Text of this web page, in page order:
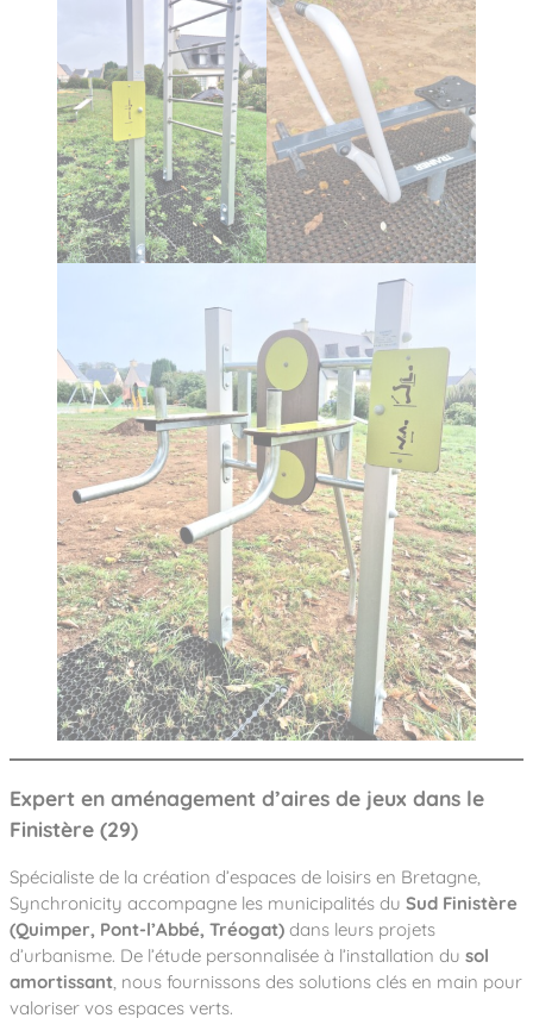
Expert en aménagement d’aires de jeux dans le
Finistère (29)
Spécialiste de la création d’espaces de loisirs en Bretagne,
Synchronicity accompagne les municipalités du Sud Finistère
(Quimper, Pont-l’Abbé, Tréogat) dans leurs projets
d’urbanisme. De l’étude personnalisée à l’installation du sol
amortissant, nous fournissons des solutions clés en main pour
valoriser vos espaces verts.